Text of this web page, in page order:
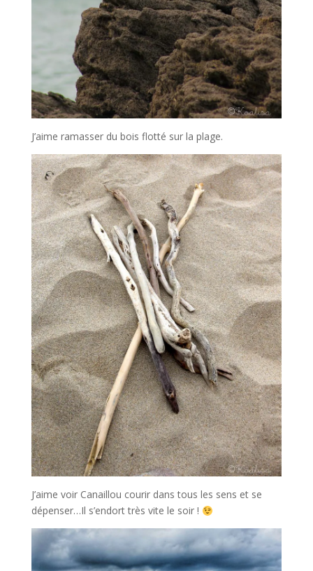
J’aime ramasser du bois flotté sur la plage.
J’aime voir Canaillou courir dans tous les sens et se
dépenser…Il s’endort très vite le soir !